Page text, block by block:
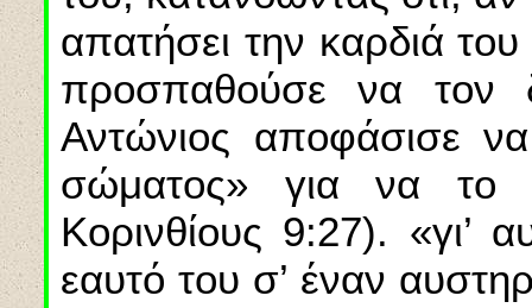
απατήσει την καρδιά
προσπαθούσε να τον
Αντώνιος αποφάσισε
σώματος» για να το
Κορινθίους 9:27). «γι’
εαυτό του σ’ έναν